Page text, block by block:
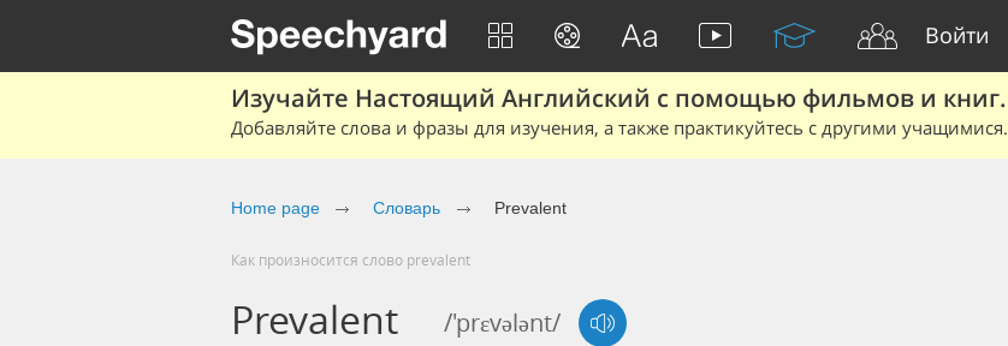
Войти
Изучайте Настоящий Английский с помощью фильмов и книг.
Добавляйте слова и фразы для изучения, а также практикуйтесь с другими учащимися.
Home page Словарь Prevalent
Как произносится слово prevalent
Prevalent /'prɛvələnt/